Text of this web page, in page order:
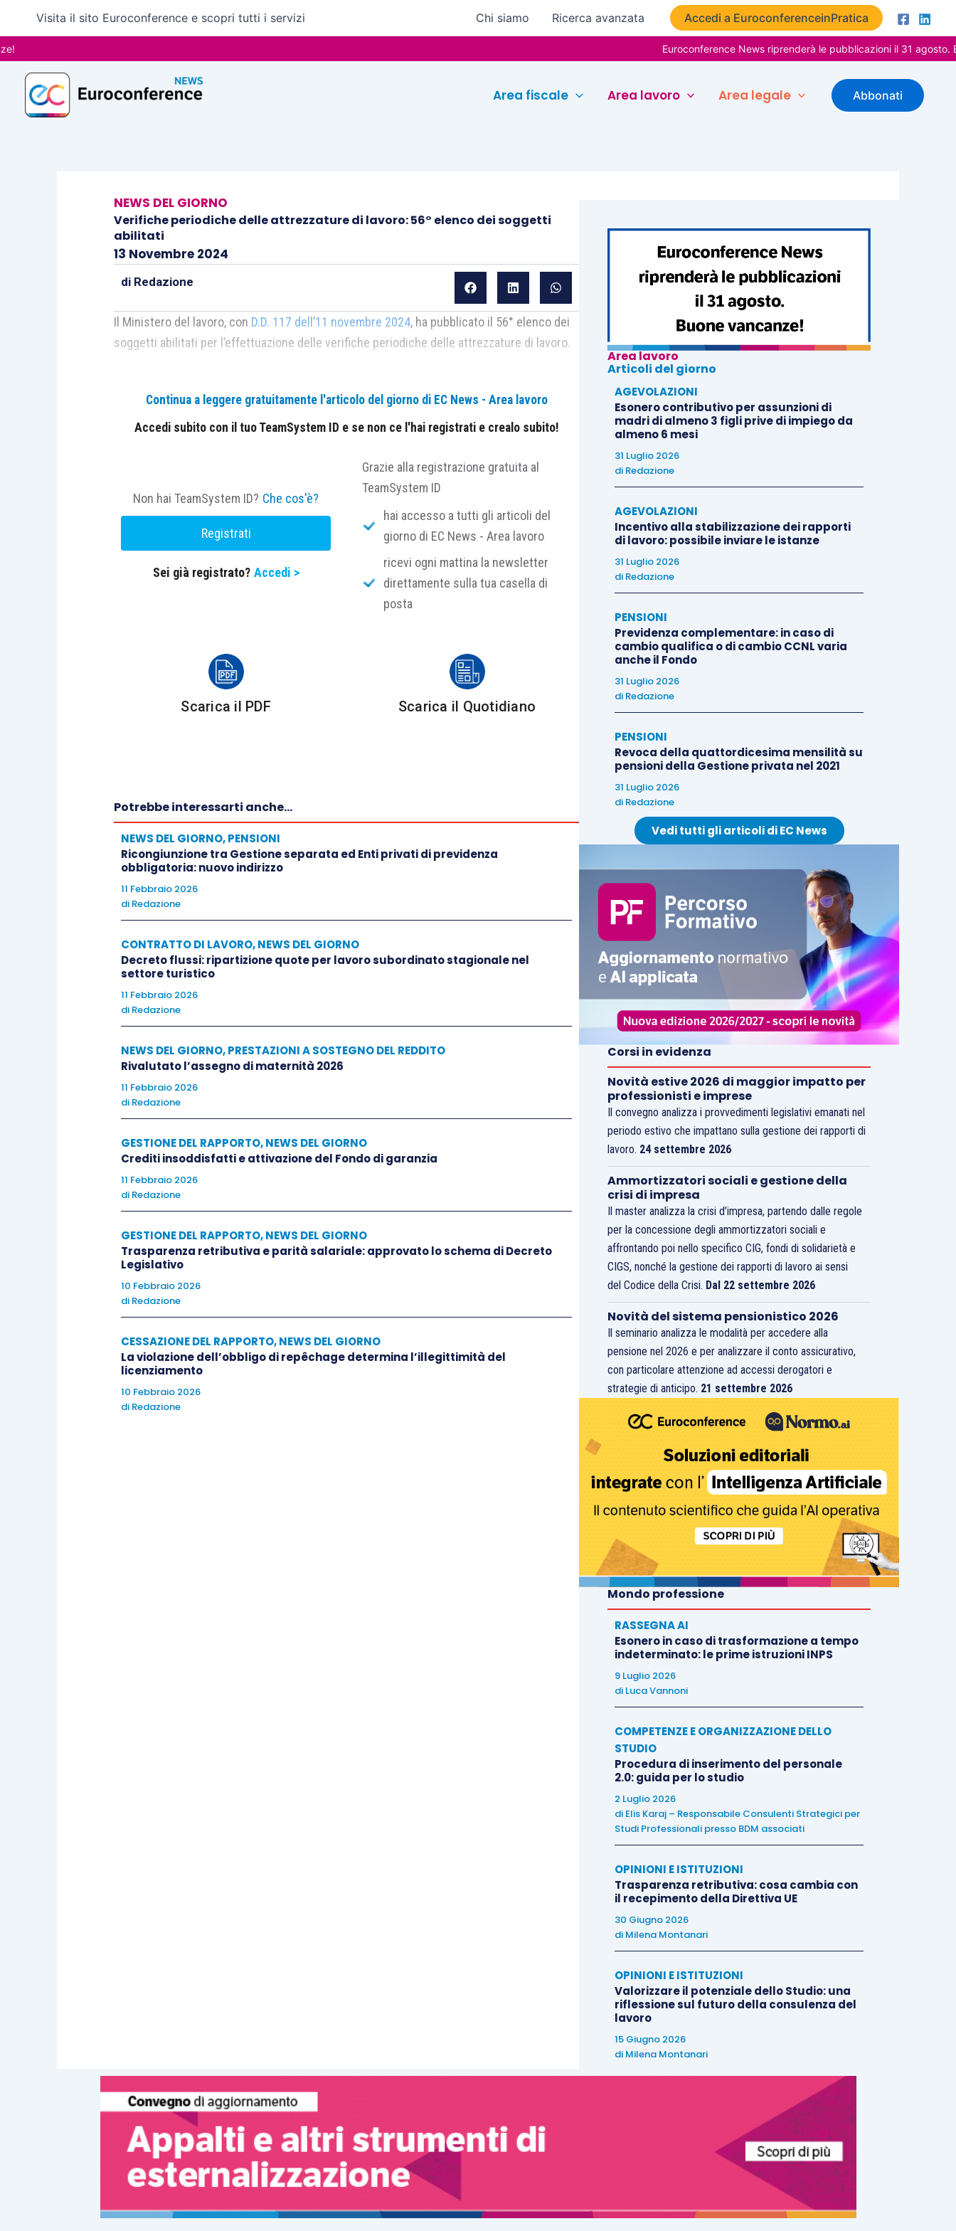
contenuto
Visita il sito Euroconference e scopri tutti i servizi Chi siamo Ricerca avanzata Accedi a EuroconferenceinPratica
Euroconference News riprenderà le pubblicazioni il 31 agosto. Buone
Area fiscale Area lavoro Area legale Abbonati
NEWS DEL GIORNO
Verifiche periodiche delle attrezzature di lavoro: 56° elenco dei soggetti
abilitati
13 Novembre 2024
di Redazione
Il Ministero del lavoro, con D.D. 117 dell’11 novembre 2024, ha pubblicato il 56° elenco dei
soggetti abilitati per l’effettuazione delle verifiche periodiche delle attrezzature di lavoro.
Continua a leggere gratuitamente l'articolo del giorno di EC News - Area lavoro
Accedi subito con il tuo TeamSystem ID e se non ce l'hai registrati e crealo subito!
Non hai TeamSystem ID? Che cos'è?
Registrati
Sei già registrato? Accedi >
Grazie alla registrazione gratuita al
TeamSystem ID
hai accesso a tutti gli articoli del
giorno di EC News - Area lavoro
ricevi ogni mattina la newsletter
direttamente sulla tua casella di
posta
Scarica il PDF Scarica il Quotidiano
Potrebbe interessarti anche...
NEWS DEL GIORNO,PENSIONI
Ricongiunzione tra Gestione separata ed Enti privati di previdenza
obbligatoria: nuovo indirizzo
11 Febbraio 2026
di Redazione
CONTRATTO DI LAVORO,NEWS DEL GIORNO
Decreto flussi: ripartizione quote per lavoro subordinato stagionale nel
settore turistico
11 Febbraio 2026
di Redazione
NEWS DEL GIORNO,PRESTAZIONI A SOSTEGNO DEL REDDITO
Rivalutato l’assegno di maternità 2026
11 Febbraio 2026
di Redazione
GESTIONE DEL RAPPORTO,NEWS DEL GIORNO
Crediti insoddisfatti e attivazione del Fondo di garanzia
11 Febbraio 2026
di Redazione
GESTIONE DEL RAPPORTO,NEWS DEL GIORNO
Trasparenza retributiva e parità salariale: approvato lo schema di Decreto
Legislativo
10 Febbraio 2026
di Redazione
CESSAZIONE DEL RAPPORTO,NEWS DEL GIORNO
La violazione dell’obbligo di repêchage determina l’illegittimità del
licenziamento
10 Febbraio 2026
di Redazione
Area lavoro
Articoli del giorno
AGEVOLAZIONI
Esonero contributivo per assunzioni di
madri di almeno 3 figli prive di impiego da
almeno 6 mesi
31 Luglio 2026
di Redazione
AGEVOLAZIONI
Incentivo alla stabilizzazione dei rapporti
di lavoro: possibile inviare le istanze
31 Luglio 2026
di Redazione
PENSIONI
Previdenza complementare: in caso di
cambio qualifica o di cambio CCNL varia
anche il Fondo
31 Luglio 2026
di Redazione
PENSIONI
Revoca della quattordicesima mensilità su
pensioni della Gestione privata nel 2021
31 Luglio 2026
di Redazione
Vedi tutti gli articoli di EC News
Corsi in evidenza
Novità estive 2026 di maggior impatto per
professionisti e imprese
Il convegno analizza i provvedimenti legislativi emanati nel
periodo estivo che impattano sulla gestione dei rapporti di
lavoro. 24 settembre 2026
Ammortizzatori sociali e gestione della
crisi di impresa
Il master analizza la crisi d’impresa, partendo dalle regole
per la concessione degli ammortizzatori sociali e
affrontando poi nello specifico CIG, fondi di solidarietà e
CIGS, nonché la gestione dei rapporti di lavoro ai sensi
del Codice della Crisi. Dal 22 settembre 2026
Novità del sistema pensionistico 2026
Il seminario analizza le modalità per accedere alla
pensione nel 2026 e per analizzare il conto assicurativo,
con particolare attenzione ad accessi derogatori e
strategie di anticipo. 21 settembre 2026
Mondo professione
RASSEGNA AI
Esonero in caso di trasformazione a tempo
indeterminato: le prime istruzioni INPS
9 Luglio 2026
di Luca Vannoni
COMPETENZE E ORGANIZZAZIONE DELLO
STUDIO
Procedura di inserimento del personale
2.0: guida per lo studio
2 Luglio 2026
di Elis Karaj – Responsabile Consulenti Strategici per
Studi Professionali presso BDM associati
OPINIONI E ISTITUZIONI
Trasparenza retributiva: cosa cambia con
il recepimento della Direttiva UE
30 Giugno 2026
di Milena Montanari
OPINIONI E ISTITUZIONI
Valorizzare il potenziale dello Studio: una
riflessione sul futuro della consulenza del
lavoro
15 Giugno 2026
di Milena Montanari